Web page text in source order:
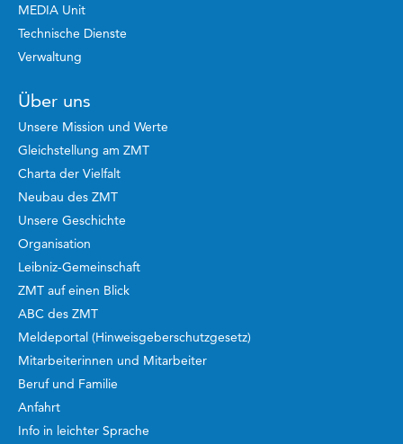
MEDIA Unit
Technische Dienste
Verwaltung
Über uns
Unsere Mission und Werte
Gleichstellung am ZMT
Charta der Vielfalt
Neubau des ZMT
Unsere Geschichte
Organisation
Leibniz-Gemeinschaft
ZMT auf einen Blick
ABC des ZMT
Meldeportal (Hinweisgeberschutzgesetz)
Mitarbeiterinnen und Mitarbeiter
Beruf und Familie
Anfahrt
Info in leichter Sprache